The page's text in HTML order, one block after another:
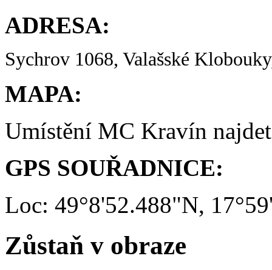
ADRESA:
Sychrov 1068, Valašské
MAPA:
Umístění MC Kravín
GPS SOUŘADNICE:
Loc: 49°8'52.488"N,
Zůstaň v obraze